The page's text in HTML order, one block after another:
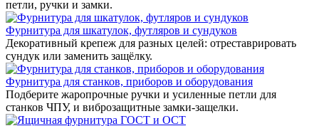
петли, ручки и замки.
Фурнитура для шкатулок, футляров и сундуков
Декоративный крепеж для разных целей: отреставрировать
сундук или заменить защёлку.
Фурнитура для станков, приборов и оборудования
Подберите жаропрочные ручки и усиленные петли для
станков ЧПУ, и виброзащитные замки-защелки.